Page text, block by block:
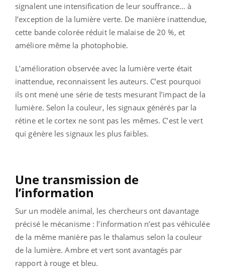
signalent une intensification de leur souffrance… à
l’exception de la lumière verte. De manière inattendue,
cette bande colorée réduit le malaise de 20 %, et
améliore même la photophobie.
L’amélioration observée avec la lumière verte était
inattendue, reconnaissent les auteurs. C’est pourquoi
ils ont mené une série de tests mesurant l’impact de la
lumière. Selon la couleur, les signaux générés par la
rétine et le cortex ne sont pas les mêmes. C’est le vert
qui génère les signaux les plus faibles.
Une transmission de
l’information
Sur un modèle animal, les chercheurs ont davantage
précisé le mécanisme : l’information n’est pas véhiculée
de la même manière pas le thalamus selon la couleur
de la lumière. Ambre et vert sont avantagés par
rapport à rouge et bleu.